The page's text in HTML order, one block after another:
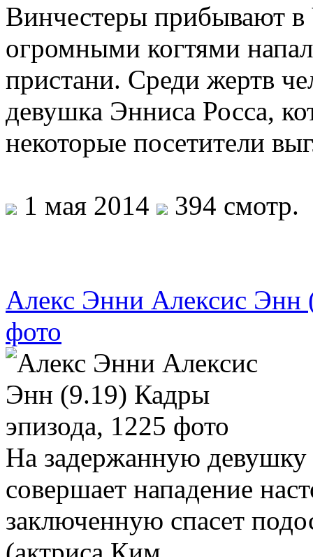
Винчестеры прибывают в
огромными когтями
пристани. Среди жертв
девушка Энниса Росса,
некоторые посетители
1 мая 2014 394 смотр.
Алекс Энни Алексис Энн
фото
На задержанную
совершает нападение
заключенную спасет